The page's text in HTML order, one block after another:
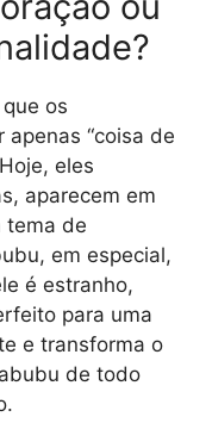
os
“coisa de
eles
aparecem em
tema de
em especial,
é estranho,
para uma
e transforma o
de todo